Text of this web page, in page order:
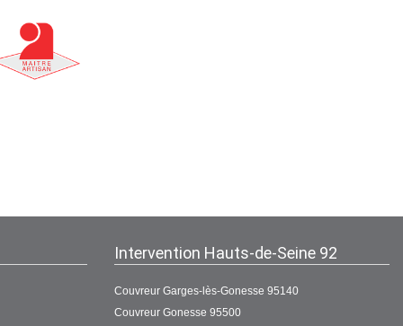
Intervention Hauts-de-Seine 92
Couvreur Garges-lès-Gonesse 95140
Couvreur Gonesse 95500